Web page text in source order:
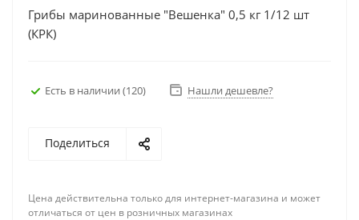
Грибы маринованные "Вешенка" 0,5 кг 1/12 шт
(КРК)
Есть в наличии (120) Нашли дешевле?
Поделиться
Цена действительна только для интернет-магазина и может
отличаться от цен в розничных магазинах